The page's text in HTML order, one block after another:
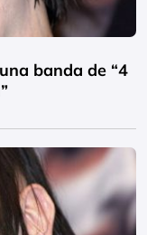
banda de “4